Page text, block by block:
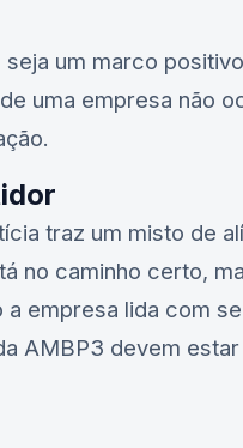
um marco
uma empresa não
traz um misto de
no caminho certo,
empresa lida com
AMBP3 devem